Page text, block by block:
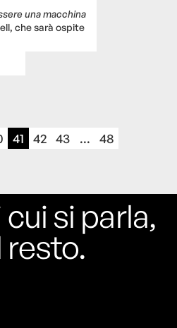
una macchina
che sarà ospite
41 42 43 ... 48
si parla,